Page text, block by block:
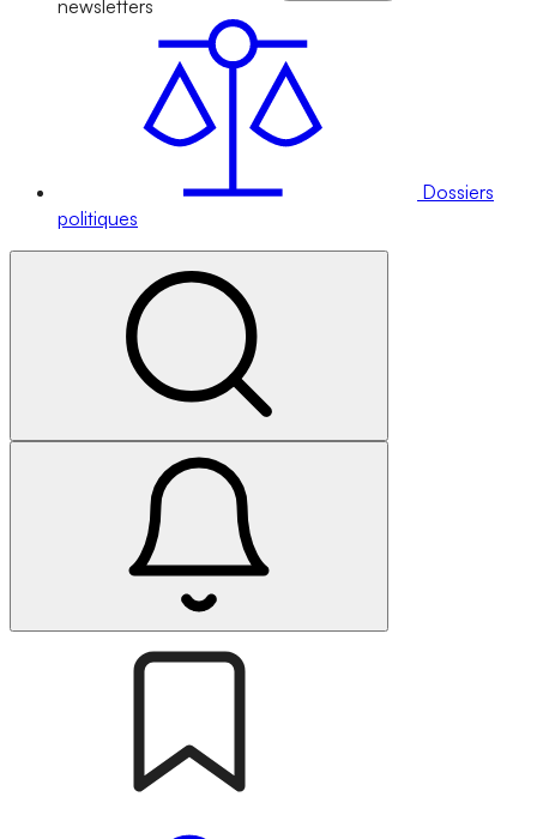
newsletters
Dossiers
politiques